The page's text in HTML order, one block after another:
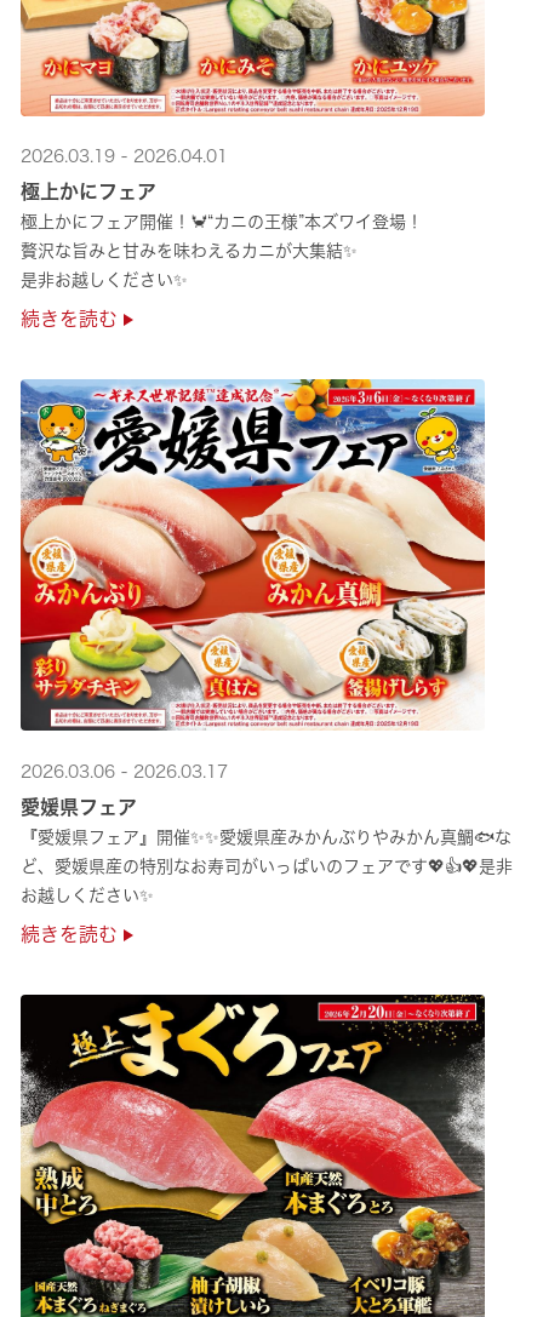
2026.03.19 - 2026.04.01
極上かにフェア
極上かにフェア開催！🦀“カニの王様”本ズワイ登場！
贅沢な旨みと甘みを味わえるカニが大集結✨
是非お越しください✨
続きを読む
2026.03.06 - 2026.03.17
愛媛県フェア
『愛媛県フェア』開催✨✨愛媛県産みかんぶりやみかん真鯛🐟な
ど、愛媛県産の特別なお寿司がいっぱいのフェアです💖👍💖是非
お越しください✨
続きを読む